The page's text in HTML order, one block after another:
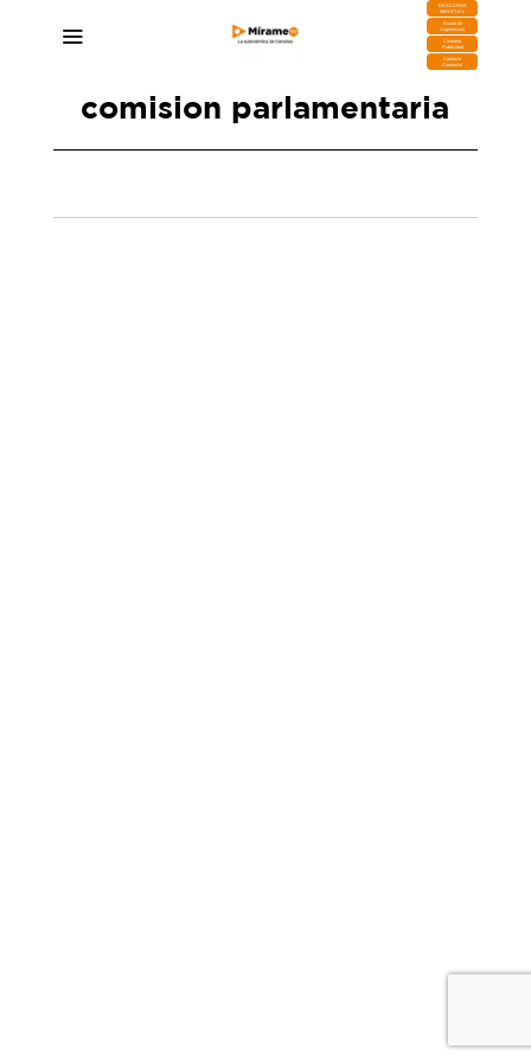
DESCARGA
MIRAPLAY
Buzón de
Sugerencias
Contratar
Publicidad
Contacto
Comercial
comision parlamentaria